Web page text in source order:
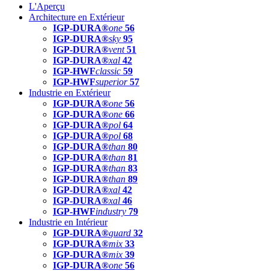
L'Aperçu
Architecture en Extérieur
IGP-DURA®one 56
IGP-DURA®sky 95
IGP-DURA®vent 51
IGP-DURA®xal 42
IGP-HWFclassic 59
IGP-HWFsuperior 57
Industrie en Extérieur
IGP-DURA®one 56
IGP-DURA®one 66
IGP-DURA®pol 64
IGP-DURA®pol 68
IGP-DURA®than 80
IGP-DURA®than 81
IGP-DURA®than 83
IGP-DURA®than 89
IGP-DURA®xal 42
IGP-DURA®xal 46
IGP-HWFindustry 79
Industrie en Intérieur
IGP-DURA®guard 32
IGP-DURA®mix 33
IGP-DURA®mix 39
IGP-DURA®one 56